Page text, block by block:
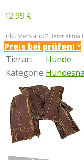
12,99 €
inkl. VersandZuletzt
Preis bei prüfen!*
Tierart
Hunde
Kategorie